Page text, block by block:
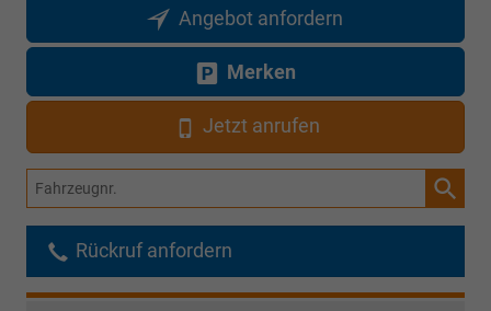
Angebot anfordern
Merken
Jetzt anrufen
Fahrzeugnr.
Rückruf anfordern